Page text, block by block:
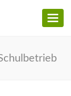
Toggle